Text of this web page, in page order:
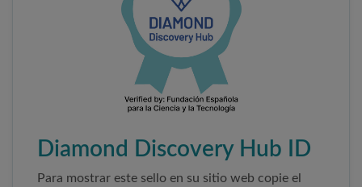
Diamond Discovery Hub ID
Para mostrar este sello en su sitio web copie el